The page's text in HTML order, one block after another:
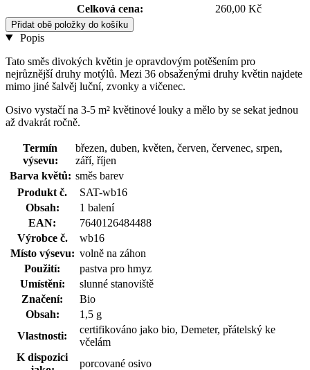
Celková cena:
260,00 Kč
Přidat obě položky do košíku
Popis
Tato směs divokých květin je opravdovým potěšením pro
nejrůznější druhy motýlů. Mezi 36 obsaženými druhy květin najdete
mimo jiné šalvěj luční, zvonky a vičenec.
Osivo vystačí na 3-5 m² květinové louky a mělo by se sekat jednou
až dvakrát ročně.
Termín
výsevu:
březen, duben, květen, červen, červenec, srpen,
září, říjen
Barva květů: směs barev
Produkt č.
SAT-wb16
Obsah:
1 balení
EAN:
7640126484488
Výrobce č.
wb16
Místo výsevu: volně na záhon
Použití:
pastva pro hmyz
Umístění:
slunné stanoviště
Značení:
Bio
Obsah:
1,5 g
Vlastnosti:
certifikováno jako bio, Demeter, přátelský ke
včelám
K dispozici
porcované osivo